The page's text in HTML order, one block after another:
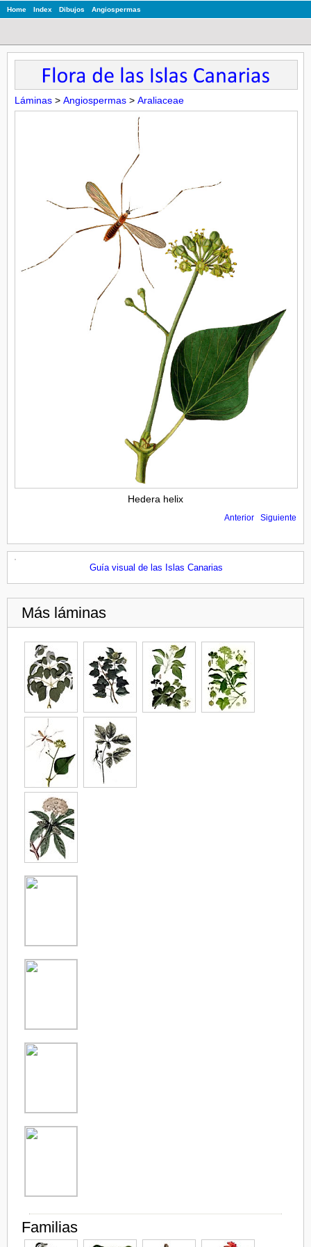
Home Index Dibujos Angiospermas
Láminas > Angiospermas > Araliaceae
Hedera helix
Anterior Siguiente
Guía visual de las Islas Canarias
Más láminas
Familias